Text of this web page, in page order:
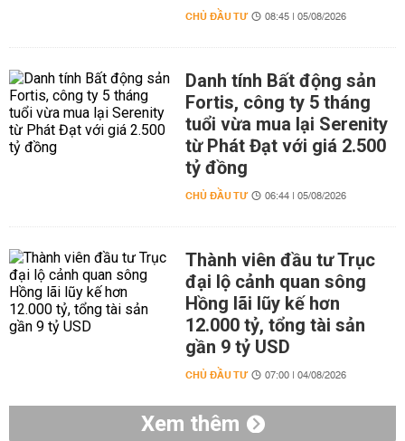
CHỦ ĐẦU TƯ 08:45 | 05/08/2026
Danh tính Bất động sản
Fortis, công ty 5 tháng
tuổi vừa mua lại Serenity
từ Phát Đạt với giá 2.500
tỷ đồng
CHỦ ĐẦU TƯ 06:44 | 05/08/2026
Thành viên đầu tư Trục
đại lộ cảnh quan sông
Hồng lãi lũy kế hơn
12.000 tỷ, tổng tài sản
gần 9 tỷ USD
CHỦ ĐẦU TƯ 07:00 | 04/08/2026
Xem thêm